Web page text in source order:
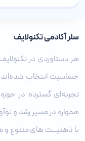
سلر آکادمی تکنولایف
هر دستاوردی در
حساسیت انتخاب شده‌اند.
تجربه‌ای گسترده در
همواره در مسیر رشد و
با ذهنیـــت‌ های متنوع و